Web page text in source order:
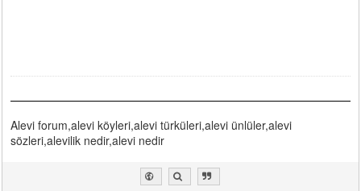
Alevi forum,alevi köyleri,alevi türküleri,alevi ünlüler,alevi
sözleri,alevilik nedir,alevi nedir